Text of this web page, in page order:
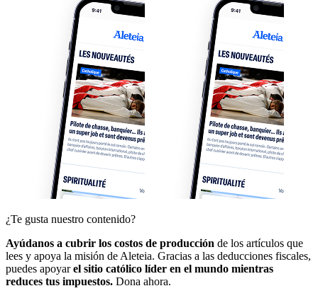
¿Te gusta nuestro contenido?
Ayúdanos a cubrir los costos de producción de los artículos que
lees y apoya la misión de Aleteia. Gracias a las deducciones fiscales,
puedes apoyarel sitio católico líder en el mundo mientras
reduces tus impuestos. Dona ahora.